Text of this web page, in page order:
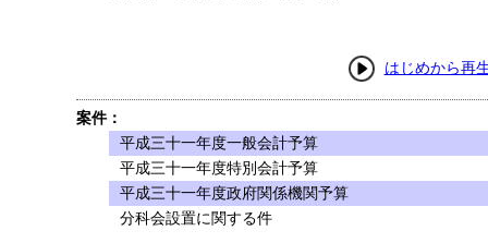
はじめから再
案件：
平成三十一年度一般会計予算
平成三十一年度特別会計予算
平成三十一年度政府関係機関予算
分科会設置に関する件